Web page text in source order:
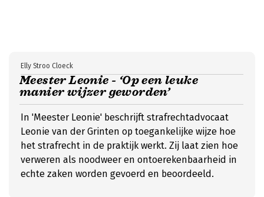
Meester Leonie - ‘Op een leuke
manier wijzer geworden’
Elly Stroo Cloeck
In 'Meester Leonie' beschrijft strafrechtadvocaat
Leonie van der Grinten op toegankelijke wijze hoe
het strafrecht in de praktijk werkt. Zij laat zien hoe
verweren als noodweer en ontoerekenbaarheid in
echte zaken worden gevoerd en beoordeeld.